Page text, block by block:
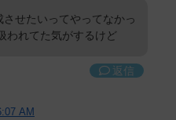
せたいってやってなかっ
われてた気がするけど
返信
AM